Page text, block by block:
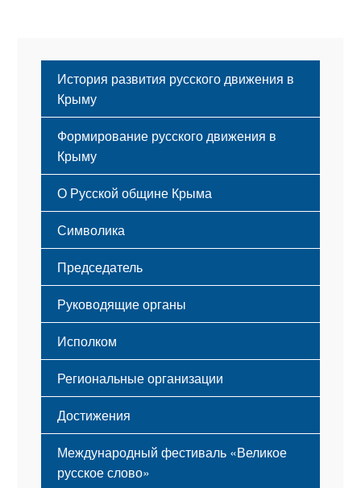
История развития русского движения в
Крыму
Формирование русского движения в
Крыму
Русский Крым
О Русской общине Крыма
Этапы становления
Принципы деятельности
Структура
Мероприятия
Символика
Флаг
Герб
Гимн
Председатель
Руководящие органы
Исполком
Региональные организации
Достижения
Международный фестиваль «Великое
русское слово»